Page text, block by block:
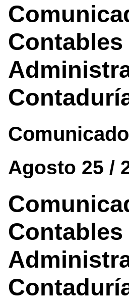
Agosto 25 /